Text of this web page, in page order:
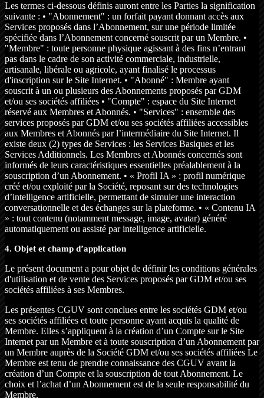
Les termes ci-dessous définis auront entre les Parties la signification
suivante : • "Abonnement" : un forfait payant donnant accès aux
Services proposés dans l’Abonnement, sur une période limitée
spécifiée dans l’Abonnement concerné souscrit par un Membre. •
"Membre" : toute personne physique agissant à des fins n’entrant
pas dans le cadre de son activité commerciale, industrielle,
artisanale, libérale ou agricole, ayant finalisé le processus
d'inscription sur le Site Internet. • "Abonné" : Membre ayant
souscrit à un ou plusieurs des Abonnements proposés par GDM
et/ou ses sociétés affiliées • "Compte" : espace du Site Internet
réservé aux Membres et Abonnés. • "Services" : ensemble des
services proposés par GDM et/ou ses sociétés affiliées accessibles
aux Membres et Abonnés par l’intermédiaire du Site Internet. Il
existe deux (2) types de Services : les Services Basiques et les
Services Additionnels. Les Membres et Abonnés concernés sont
informés de leurs caractéristiques essentielles préalablement à la
souscription d’un Abonnement. • « Profil IA » : profil numérique
créé et/ou exploité par la Société, reposant sur des technologies
d’intelligence artificielle, permettant de simuler une interaction
conversationnelle et des échanges sur la plateforme. • « Contenu IA
» : tout contenu (notamment message, image, avatar) généré
automatiquement ou assisté par intelligence artificielle.
4. Objet et champ d’application
Le présent document a pour objet de définir les conditions générales
d'utilisation et de vente des Services proposés par GDM et/ou ses
sociétés affiliées à ses Membres.
Les présentes CGUV sont conclues entre les sociétés GDM et/ou
ses sociétés affiliées et toute personne ayant acquis la qualité de
Membre. Elles s’appliquent à la création d’un Compte sur le Site
Internet par un Membre et à toute souscription d’un Abonnement par
un Membre auprès de la Société GDM et/ou ses sociétés affiliées Le
Membre est tenu de prendre connaissance des CGUV avant la
création d’un Compte et la souscription de tout Abonnement. Le
choix et l’achat d’un Abonnement est de la seule responsabilité du
Membre.